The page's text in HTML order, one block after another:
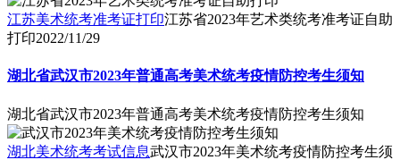
江苏美术统考准考证打印江苏省2023年艺术类统考准考证自助
打印2022/11/29
湖北省武汉市2023年普通高考美术统考疫情防控考生须知
湖北省武汉市2023年普通高考美术统考疫情防控考生须知
湖北美术统考考试信息武汉市2023年美术统考疫情防控考生须